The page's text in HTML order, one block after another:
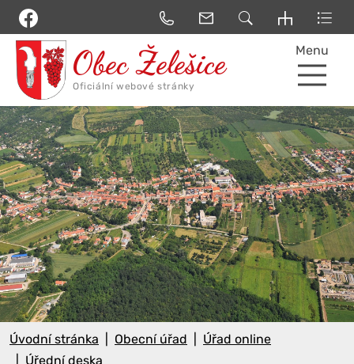
Menu
Úvodní stránka Obecní úřad
Úřad online
Úřední deska